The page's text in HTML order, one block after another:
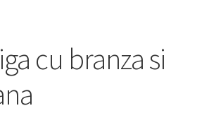
cu branza si